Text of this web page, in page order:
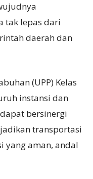
tak lepas dari
daerah dan
(UPP) Kelas
instansi dan
bersinergi
transportasi
yang aman, andal